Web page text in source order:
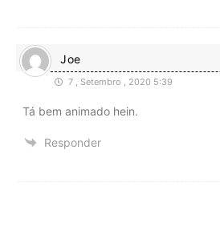
Joe
7 , Setembro , 2020 5:39
Tá bem animado hein.
Responder